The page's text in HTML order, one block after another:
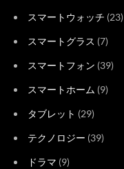
スマートウォッチ (23)
スマートグラス (7)
スマートフォン (39)
スマートホーム (9)
タブレット (29)
テクノロジー (39)
ドラマ (9)